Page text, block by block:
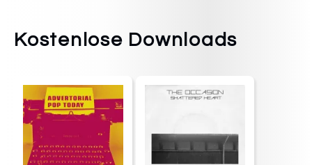
Kostenlose Downloads